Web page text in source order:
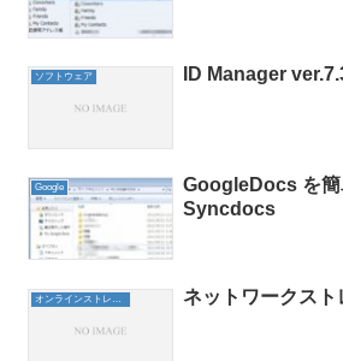
ソフトウェア ID Manager
Google
GoogleDocs を簡
Syncdocs
ネットワークスト